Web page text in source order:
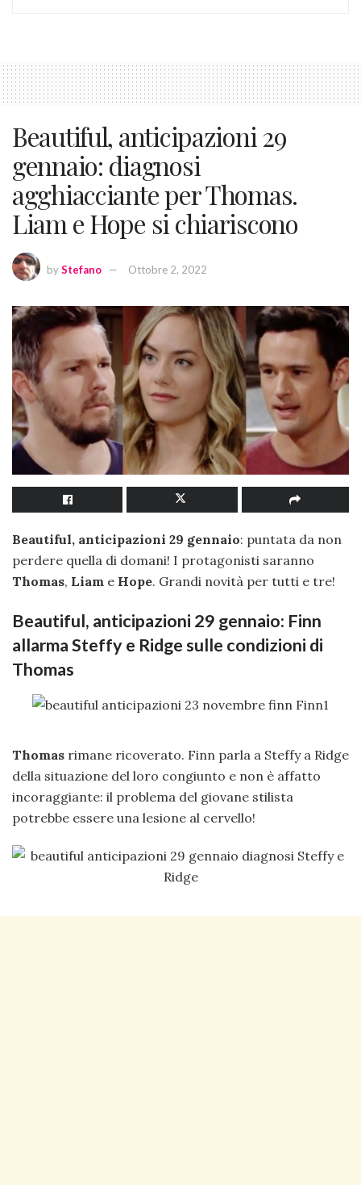
Beautiful, anticipazioni 29
gennaio: diagnosi
agghiacciante per Thomas.
Liam e Hope si chiariscono
byStefano Ottobre 2, 2022
Beautiful, anticipazioni 29 gennaio: puntata da non
perdere quella di domani! I protagonisti saranno
Thomas, Liam e Hope. Grandi novità per tutti e tre!
Beautiful, anticipazioni 29 gennaio: Finn
allarma Steffy e Ridge sulle condizioni di
Thomas
Thomas rimane ricoverato. Finn parla a Steffy a Ridge
della situazione del loro congiunto e non è affatto
incoraggiante: il problema del giovane stilista
potrebbe essere una lesione al cervello!